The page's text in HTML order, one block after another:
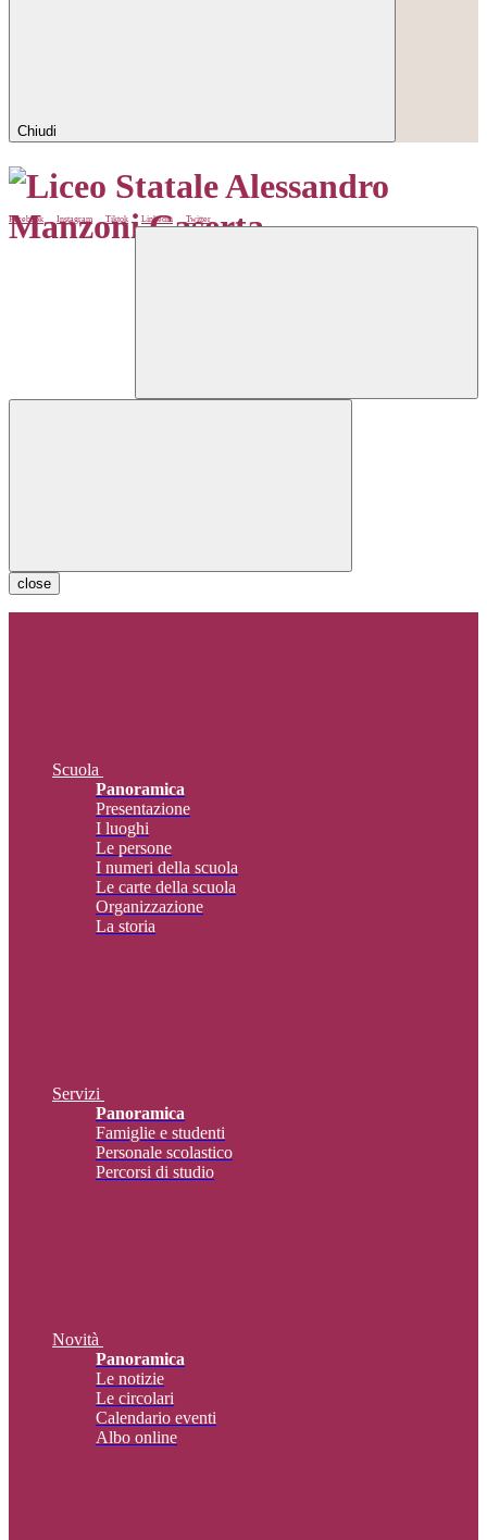
Chiudi
Facebook Instagram Tiktok Linkedin Twitter
close
Scuola
Panoramica
Presentazione
I luoghi
Le persone
I numeri della scuola
Le carte della scuola
Organizzazione
La storia
Servizi
Panoramica
Famiglie e studenti
Personale scolastico
Percorsi di studio
Novità
Panoramica
Le notizie
Le circolari
Calendario eventi
Albo online